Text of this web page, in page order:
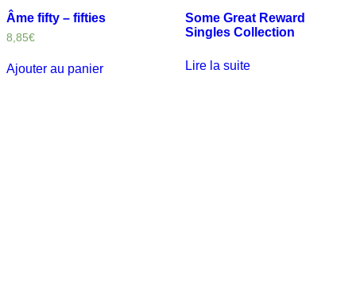
Âme fifty – fifties
8,85€
Ajouter au panier
Some Great Reward
Singles Collection
Lire la suite